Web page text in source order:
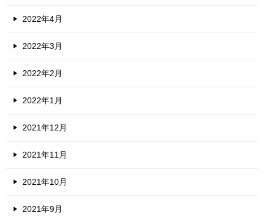
2022年4月
2022年3月
2022年2月
2022年1月
2021年12月
2021年11月
2021年10月
2021年9月